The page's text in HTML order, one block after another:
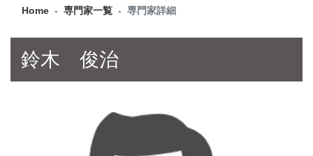
Q&A
Home 専門家一覧 専門家詳細
鈴木 俊治